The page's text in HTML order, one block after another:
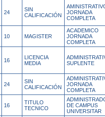
24
SIN
CALIFICACIÓN
JORNADA
COMPLETA
10 MAGISTER
ACADEMICO
JORNADA
COMPLETA
16
LICENCIA
MEDIA
SUPLENTE
24
SIN
CALIFICACIÓN
JORNADA
COMPLETA
16
TITULO
TECNICO
DE CAMPUS
UNIVERSITAR